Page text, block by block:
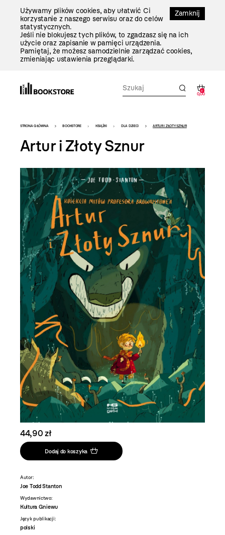
Zamknij
Używamy plików cookies, aby ułatwić Ci
korzystanie z naszego serwisu oraz do celów
statystycznych.
Jeśli nie blokujesz tych plików, to zgadzasz się na ich
użycie oraz zapisanie w pamięci urządzenia.
Pamiętaj, że możesz samodzielnie zarządzać cookies,
zmieniając ustawienia przeglądarki.
0
0,00
Bookstore
-
szablon
szczegóły
STRONA GŁÓWNA BOOKSTORE KSIĄŻKI DLA DZIECI ARTUR I ZŁOTY SZNUR
Artur i Złoty Sznur
44,90 zł
Dodaj do koszyka
Autor:
Joe Todd Stanton
Wydawnictwo:
Kultura Gniewu
Język publikacji:
polski